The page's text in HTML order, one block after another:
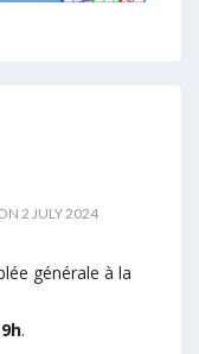
2 JULY 2024
générale à la
.